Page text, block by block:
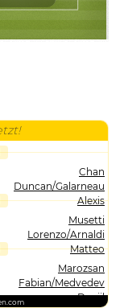
Chan
Duncan/Galarneau
Alexis
Musetti
Lorenzo/Arnaldi
Matteo
Marozsan
Fabian/Medvedev
Daniil